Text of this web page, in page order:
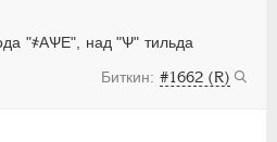
"҂АѰЕ", над "Ѱ" тильда
#1662 (R)